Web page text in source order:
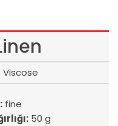
Viscose
fine
50 g